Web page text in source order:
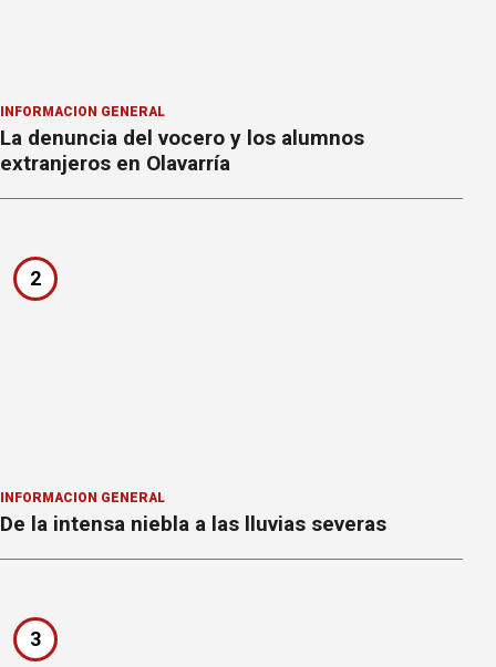
INFORMACION GENERAL
La denuncia del vocero y los alumnos
extranjeros en Olavarría
2
INFORMACION GENERAL
De la intensa niebla a las lluvias severas
3